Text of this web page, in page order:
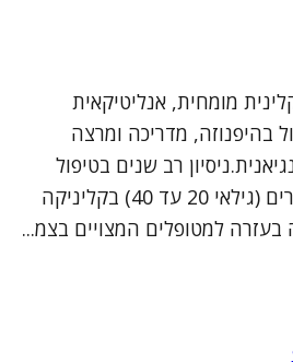
מומחית, אנליטיקאית
בהיפנוזה, מדריכה ומרצה
רב שנים בטיפול
במבוגרים ומבוגרים צעירים (גילאי 20 עד 40) בקליניקה
למטופלים המצויים בצמ...